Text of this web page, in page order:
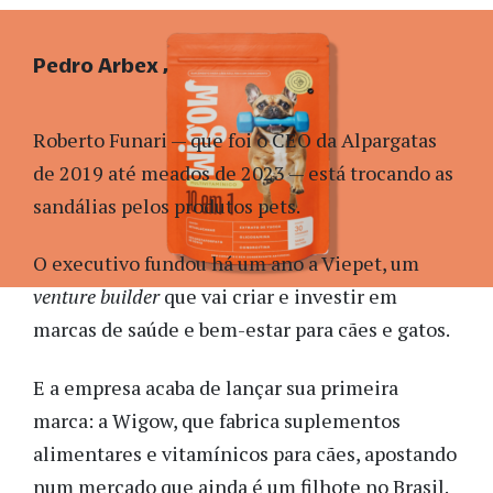
Roberto Funari — que foi o CEO da Alpargatas
de 2019 até meados de 2023 — está trocando as
sandálias pelos produtos pets.
O executivo fundou há um ano a Viepet, um
venture builderque vai criar e investir em
marcas de saúde e bem-estar para cães e gatos.
E a empresa acaba de lançar sua primeira
marca: a Wigow, que fabrica suplementos
alimentares e vitamínicos para cães, apostando
num mercado que ainda é um filhote no Brasil.
Pedro Arbex